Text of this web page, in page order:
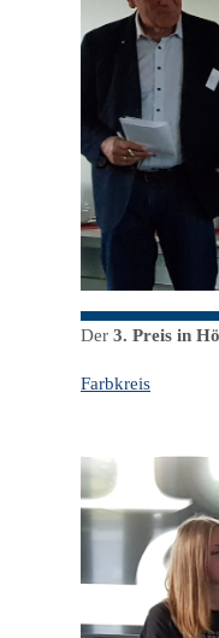
Der 3. Preis in
Farbkreis